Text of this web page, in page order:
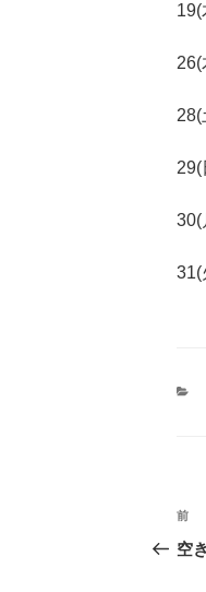
19(
26(
28(
29(
30(
31(
投
稿
前
の
前
空